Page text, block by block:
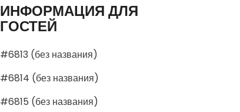
ИНФОРМАЦИЯ ДЛЯ
ГОСТЕЙ
#6813 (без названия)
#6814 (без названия)
#6815 (без названия)